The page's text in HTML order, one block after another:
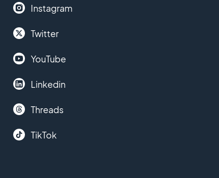
Instagram
Twitter
YouTube
Linkedin
Threads
TikTok